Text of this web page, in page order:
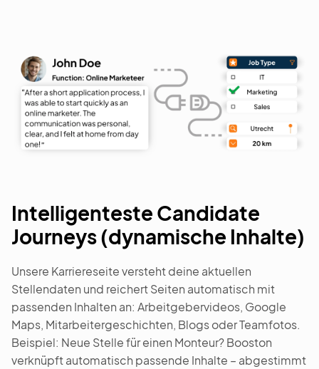
Intelligenteste Candidate
Journeys (dynamische Inhalte)
Unsere Karriereseite versteht deine aktuellen
Stellendaten und reichert Seiten automatisch mit
passenden Inhalten an: Arbeitgebervideos, Google
Maps, Mitarbeitergeschichten, Blogs oder Teamfotos.
Beispiel: Neue Stelle für einen Monteur? Booston
verknüpft automatisch passende Inhalte – abgestimmt